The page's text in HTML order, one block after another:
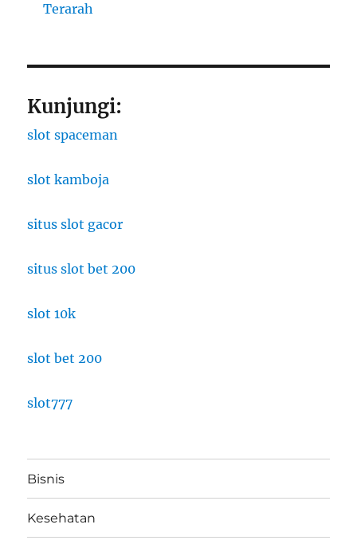
Terarah
Kunjungi:
slot spaceman
slot kamboja
situs slot gacor
situs slot bet 200
slot 10k
slot bet 200
slot777
Bisnis
Kesehatan